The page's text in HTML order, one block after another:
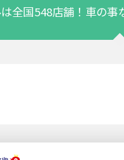
全国548店舗！ 車の事